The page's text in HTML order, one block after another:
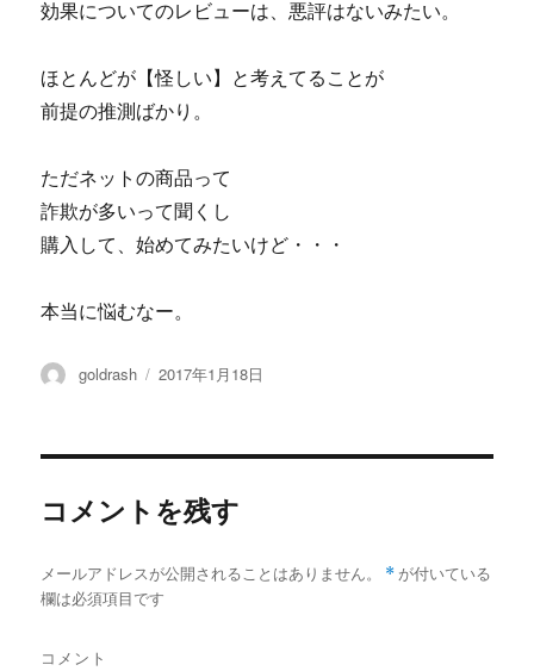
効果についてのレビューは、悪評はないみたい。
ほとんどが【怪しい】と考えてることが
前提の推測ばかり。
ただネットの商品って
詐欺が多いって聞くし
購入して、始めてみたいけど・・・
本当に悩むなー。
投
goldrash
投
2017年1月18日
コメントを残す
メールアドレスが公開されることはありません。 * が付いている
欄は必須項目です
コメント